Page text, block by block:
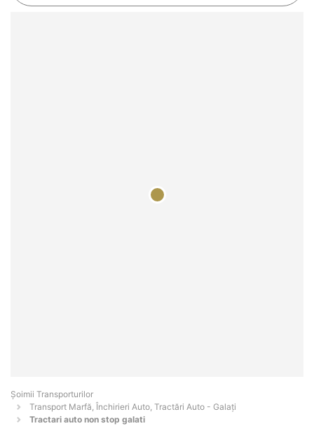
Șoimii Transporturilor
Transport Marfă, Închirieri Auto, Tractări Auto - Galaţi
Tractari auto non stop galati